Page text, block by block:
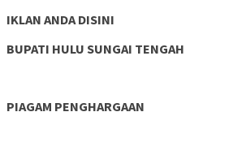
IKLAN ANDA DISINI
BUPATI HULU SUNGAI TENGAH
PIAGAM PENGHARGAAN